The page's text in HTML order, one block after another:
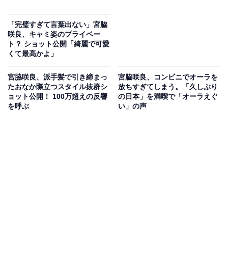
「完璧すぎて言葉出ない」宮脇
咲良、キャミ姿のプライベー
ト？ ショット公開「綺麗で可愛
くて最高かよ」
宮脇咲良、派手髪で引き締まっ
たおなか際立つスタイル抜群シ
ョット公開！ 100万超えの反響
を呼ぶ
宮脇咲良、コンビニでオーラを
放ちすぎてしまう。「久しぶり
の日本」を満喫で「オーラえぐ
い」の声